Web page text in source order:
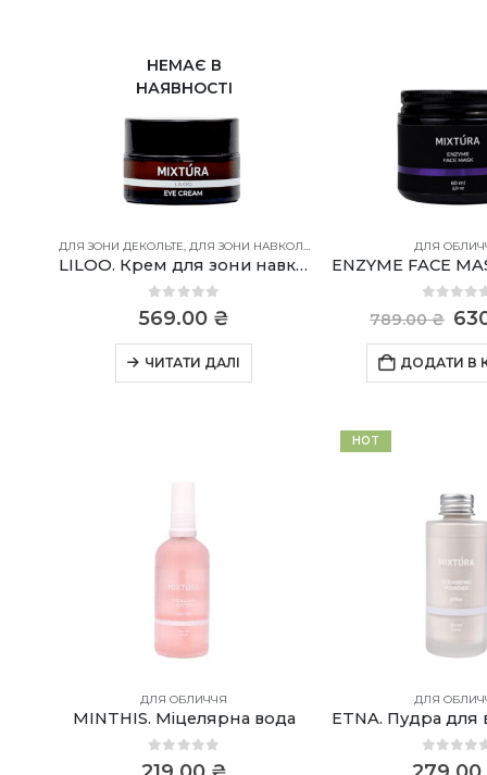
НЕМАЄ В
НАЯВНОСТІ
ДЛЯ ЗОНИ ДЕКОЛЬТЕ, ДЛЯ ЗОНИ НАВКОЛО ОЧЕЙ ДЛЯ ОБЛИЧЧЯ ,ДЛЯ
LILOO. Крем для зони навколо очей
0out of 5
569.00 ₴
ЧИТАТИ ДАЛІ
ДЛЯ
out
789.00₴
ДОДАТИ В
ДЛЯ ОБЛИЧЧЯ
MINTHIS. Міцелярна вода
0out of 5
HOT
ДЛЯ
0out